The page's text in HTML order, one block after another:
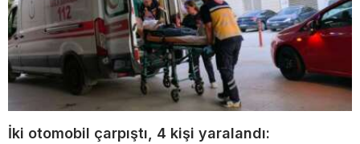
İki otomobil çarpıştı, 4 kişi yaralandı: